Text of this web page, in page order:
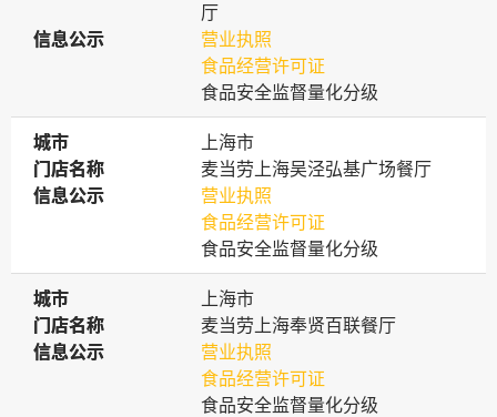
厅
信息公示
信息公示
营业执照
食品经营许可证
食品安全监督量化分级
城市
城市
上海市
门店名称
门店名称
麦当劳上海吴泾弘基广场餐厅
信息公示
信息公示
营业执照
食品经营许可证
食品安全监督量化分级
城市
城市
上海市
门店名称
门店名称
麦当劳上海奉贤百联餐厅
信息公示
信息公示
营业执照
食品经营许可证
食品安全监督量化分级